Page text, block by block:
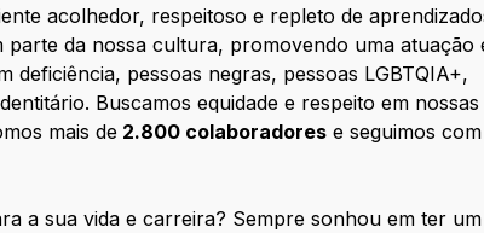
acolhedor, respeitoso e repleto de
da nossa cultura, promovendo uma atuação
pessoas negras, pessoas LGBTQIA+,
Buscamos equidade e respeito em nossas
mais de 2.800 colaboradores e seguimos com
a sua vida e carreira? Sempre sonhou em ter